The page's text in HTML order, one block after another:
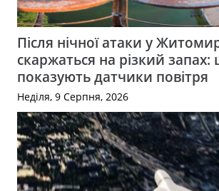
Після нічної атаки у
скаржаться на різкий запах:
показують датчики повітря
Неділя, 9 Серпня, 2026